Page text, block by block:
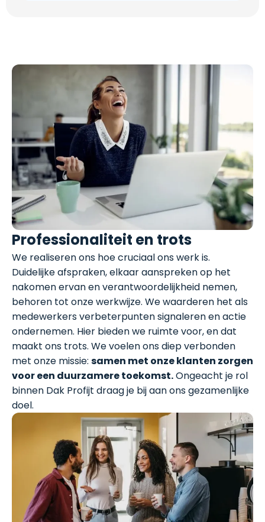
Professionaliteit en trots
We realiseren ons hoe cruciaal ons werk is.
Duidelijke afspraken, elkaar aanspreken op het
nakomen ervan en verantwoordelijkheid nemen,
behoren tot onze werkwijze. We waarderen het als
medewerkers verbeterpunten signaleren en actie
ondernemen. Hier bieden we ruimte voor, en dat
maakt ons trots. We voelen ons diep verbonden
met onze missie: samen met onze klanten zorgen
voor een duurzamere toekomst.Ongeacht je rol
binnen Dak Profijt draag je bij aan ons gezamenlijke
doel.